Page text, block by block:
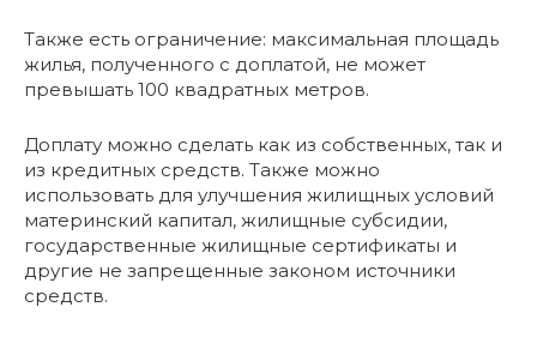
Также есть ограничение: максимальная площадь
жилья, полученного с доплатой, не может
превышать 100 квадратных метров.
Доплату можно сделать как из собственных, так и
из кредитных средств. Также можно
использовать для улучшения жилищных условий
материнский капитал, жилищные субсидии,
государственные жилищные сертификаты и
другие не запрещенные законом источники
средств.